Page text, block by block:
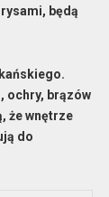
będą
ochry, brązów
że wnętrze
do